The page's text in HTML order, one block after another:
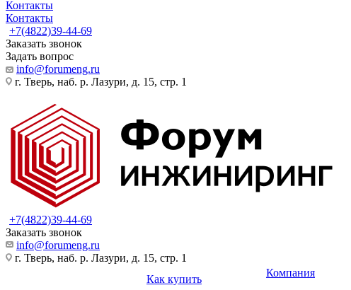
Контакты
Контакты
+7(4822)39-44-69
Заказать звонок
Задать вопрос
info@forumeng.ru
г. Тверь, наб. р. Лазури, д. 15, стр. 1
+7(4822)39-44-69
Заказать звонок
info@forumeng.ru
г. Тверь, наб. р. Лазури, д. 15, стр. 1
Как купить
Компания